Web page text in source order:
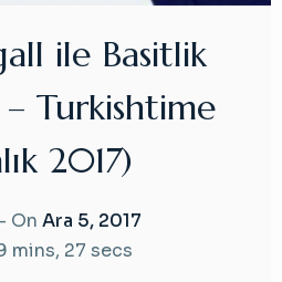
ile Basitlik
Turkishtime
2017)
- On Ara 5, 2017
mins, 27 secs